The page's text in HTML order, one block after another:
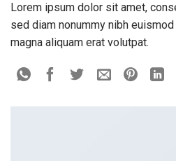
Lorem ipsum dolor sit amet,
sed diam nonummy nibh
magna aliquam erat volutpat.